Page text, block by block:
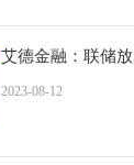
艾德金融：联储
2023-08-12